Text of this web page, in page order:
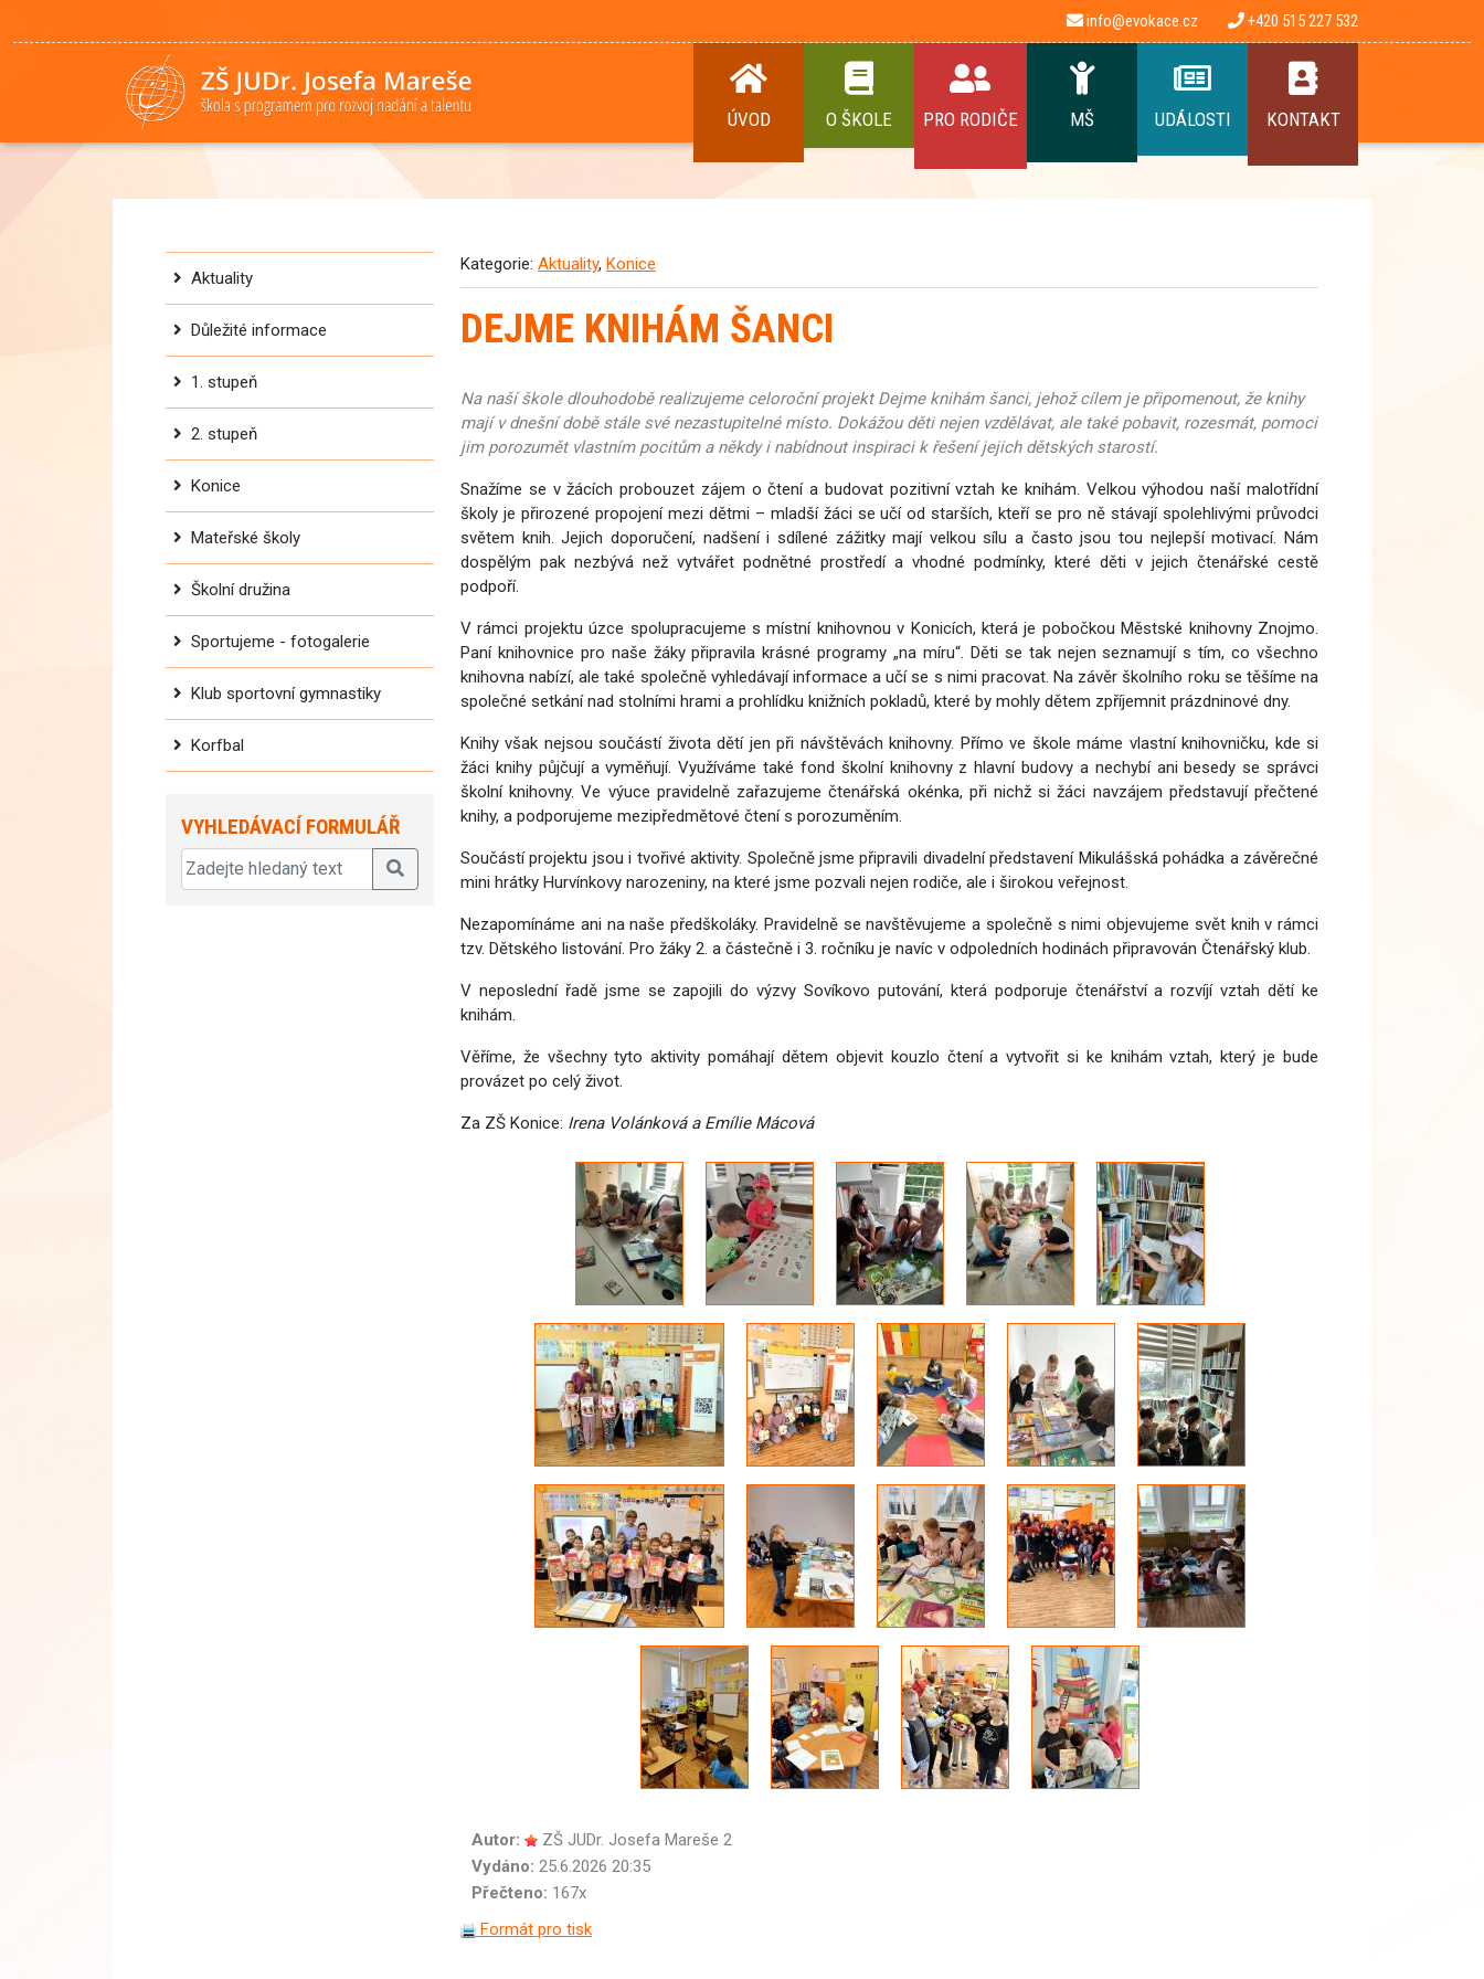
info@evokace.cz +420 515 227 532
ÚVOD O ŠKOLE PRO RODIČE MŠ UDÁLOSTI KONTAKT
Aktuality
Důležité informace
1. stupeň
2. stupeň
Konice
Mateřské školy
Školní družina
Sportujeme - fotogalerie
Klub sportovní gymnastiky
Korfbal
VYHLEDÁVACÍ FORMULÁŘ
Kategorie: Aktuality, Konice
DEJME KNIHÁM ŠANCI
Na naší škole dlouhodobě realizujeme celoroční projekt Dejme knihám šanci, jehož cílem je připomenout, že knihy
mají v dnešní době stále své nezastupitelné místo. Dokážou děti nejen vzdělávat, ale také pobavit, rozesmát, pomoci
jim porozumět vlastním pocitům a někdy i nabídnout inspiraci k řešení jejich dětských starostí.
Snažíme se v žácích probouzet zájem o čtení a budovat pozitivní vztah ke knihám. Velkou výhodou naší malotřídní
školy je přirozené propojení mezi dětmi – mladší žáci se učí od starších, kteří se pro ně stávají spolehlivými průvodci
světem knih. Jejich doporučení, nadšení i sdílené zážitky mají velkou sílu a často jsou tou nejlepší motivací. Nám
dospělým pak nezbývá než vytvářet podnětné prostředí a vhodné podmínky, které děti v jejich čtenářské cestě
podpoří.
V rámci projektu úzce spolupracujeme s místní knihovnou v Konicích, která je pobočkou Městské knihovny Znojmo.
Paní knihovnice pro naše žáky připravila krásné programy „na míru“. Děti se tak nejen seznamují s tím, co všechno
knihovna nabízí, ale také společně vyhledávají informace a učí se s nimi pracovat. Na závěr školního roku se těšíme na
společné setkání nad stolními hrami a prohlídku knižních pokladů, které by mohly dětem zpříjemnit prázdninové dny.
Knihy však nejsou součástí života dětí jen při návštěvách knihovny. Přímo ve škole máme vlastní knihovničku, kde si
žáci knihy půjčují a vyměňují. Využíváme také fond školní knihovny z hlavní budovy a nechybí ani besedy se správci
školní knihovny. Ve výuce pravidelně zařazujeme čtenářská okénka, při nichž si žáci navzájem představují přečtené
knihy, a podporujeme mezipředmětové čtení s porozuměním.
Součástí projektu jsou i tvořivé aktivity. Společně jsme připravili divadelní představení Mikulášská pohádka a závěrečné
mini hrátky Hurvínkovy narozeniny, na které jsme pozvali nejen rodiče, ale i širokou veřejnost.
Nezapomínáme ani na naše předškoláky. Pravidelně se navštěvujeme a společně s nimi objevujeme svět knih v rámci
tzv. Dětského listování. Pro žáky 2. a částečně i 3. ročníku je navíc v odpoledních hodinách připravován Čtenářský klub.
V neposlední řadě jsme se zapojili do výzvy Sovíkovo putování, která podporuje čtenářství a rozvíjí vztah dětí ke
knihám.
Věříme, že všechny tyto aktivity pomáhají dětem objevit kouzlo čtení a vytvořit si ke knihám vztah, který je bude
provázet po celý život.
Za ZŠ Konice: Irena Volánková a Emílie Mácová
Autor:
ZŠ JUDr. Josefa Mareše 2
Vydáno: 25.6.2026 20:35
Přečteno: 167x
Formát pro tisk